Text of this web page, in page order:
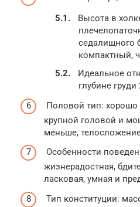
Высота в
седалищного
компактный,
Идеальное
глубине груди
Половой тип:
крупной головой и
меньше,
Особенности
жизнерадостная,
ласковая, умная и
Тип конституции: